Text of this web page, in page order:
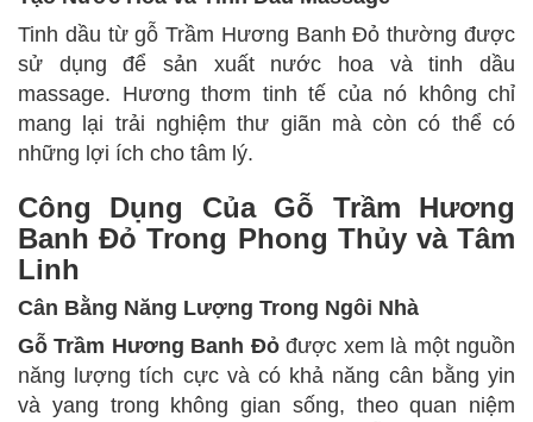
Tinh dầu từ gỗ Trầm Hương Banh Đỏ thường được
sử dụng để sản xuất nước hoa và tinh dầu
massage. Hương thơm tinh tế của nó không chỉ
mang lại trải nghiệm thư giãn mà còn có thể có
những lợi ích cho tâm lý.
Công Dụng Của Gỗ Trầm Hương
Banh Đỏ Trong Phong Thủy và Tâm
Linh
Cân Bằng Năng Lượng Trong Ngôi Nhà
Gỗ Trầm Hương Banh Đỏđược xem là một nguồn
năng lượng tích cực và có khả năng cân bằng yin
và yang trong không gian sống, theo quan niệm